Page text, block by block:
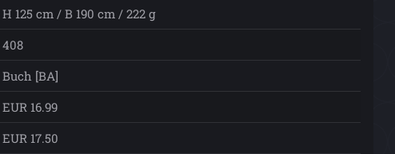
H 125 cm / B 190 cm / 222 g
408
Buch [BA]
EUR 16.99
EUR 17.50